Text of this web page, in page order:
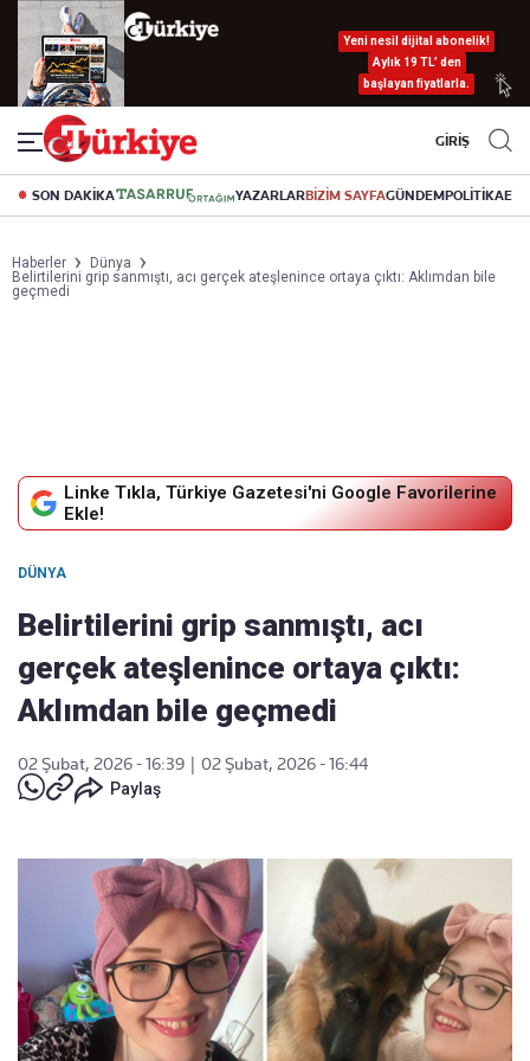
Yeni nesil dijital abonelik!
Aylık 19 TL’ den
başlayan fiyatlarla.
GİRİŞ
SON DAKİKA YAZARLARBİZİM SAYFAGÜNDEMPOLİTİKA
Haberler
Dünya
Belirtilerini grip sanmıştı, acı gerçek ateşlenince ortaya çıktı: Aklımdan bile
geçmedi
Linke Tıkla, Türkiye Gazetesi'ni Google Favorilerine
Ekle!
DÜNYA
Belirtilerini grip sanmıştı, acı
gerçek ateşlenince ortaya çıktı:
Aklımdan bile geçmedi
02 Şubat, 2026 - 16:39
02 Şubat, 2026 - 16:44
Paylaş